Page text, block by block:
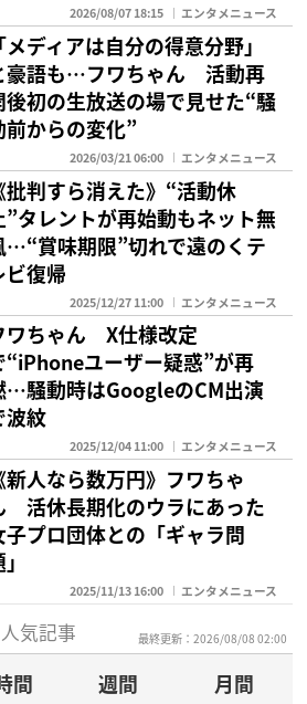
2026/08/07 18:15 エンタメニュース
「メディアは自分の得意分野」
豪語も…フワちゃん 活動再
後初の生放送の場で見せた“騒
前からの変化”
2026/03/21 06:00 エンタメニュース
批判すら消えた》“活動休
”タレントが再始動もネット無
…“賞味期限”切れで遠のくテ
ビ復帰
2025/12/27 11:00 エンタメニュース
ワちゃん X仕様改定
“iPhoneユーザー疑惑”が再
…騒動時はGoogleのCM出演
波紋
2025/12/04 11:00 エンタメニュース
新人なら数万円》フワちゃ
活休長期化のウラにあった
子プロ団体との「ギャラ問
2025/11/13 16:00 エンタメニュース
気記事 最終更新：2026/08/08 02:00
間 週間
月間